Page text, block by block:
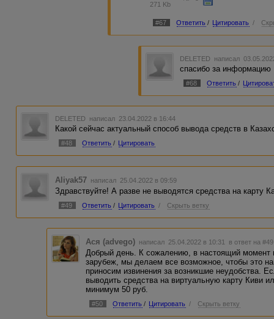
271 Kb
#67 Ответить / Цитировать /
DELETED написал
спасибо за информацию
#68 Ответить /
DELETED написал 23.04.2022 в 16:44
Какой сейчас актуальный способ вывода средств в
#48 Ответить / Цитировать
Aliyak57 написал 25.04.2022 в 09:59
Здравствуйте! А разве не выводятся средства на карту
#49 Ответить / Цитировать / Скрыть ветку
Ася (advego) написал 25.04.2022 в 10:31 в ответ на #49
Добрый день. К сожалению, в настоящий момент
зарубеж, мы делаем все возможное, чтобы это
приносим извинения за возникшие неудобства.
выводить средства на виртуальную карту Киви
минимум 50 руб.
#50 Ответить / Цитировать / Скрыть ветку